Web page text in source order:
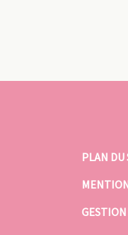
PLAN DU